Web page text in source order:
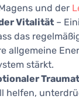
und der
Vitalität –
das
allgemeine
stärkt.
helfen,